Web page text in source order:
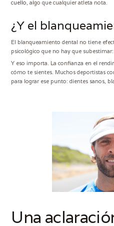
cuello, algo que cualquier atleta nota.
¿Y el
El blanqueamiento dental no tiene
psicológico que no hay que
Y eso importa. La confianza en el
cómo te sientes. Muchos deportistas
para lograr ese punto: dientes sanos,
Una